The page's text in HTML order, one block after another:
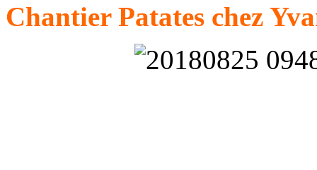
Chantier Patates chez